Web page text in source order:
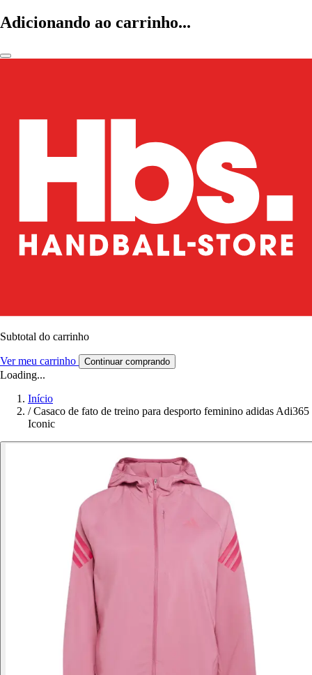
Adicionando ao carrinho...
Subtotal do carrinho
Ver meu carrinho Continuar comprando
Loading...
Início
/ Casaco de fato de treino para desporto feminino adidas Adi365
Iconic